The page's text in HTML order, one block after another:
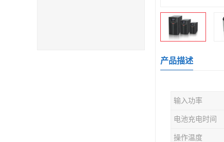
产品描述
输入功率
电池充电时间
操作温度